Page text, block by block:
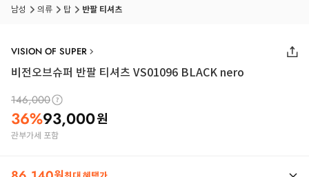
남성 의류 탑 반팔 티셔츠
VISION OF SUPER
비전오브슈퍼 반팔 티셔츠 VS01096 BLACK nero
146,000
36%93,000원
관부가세 포함